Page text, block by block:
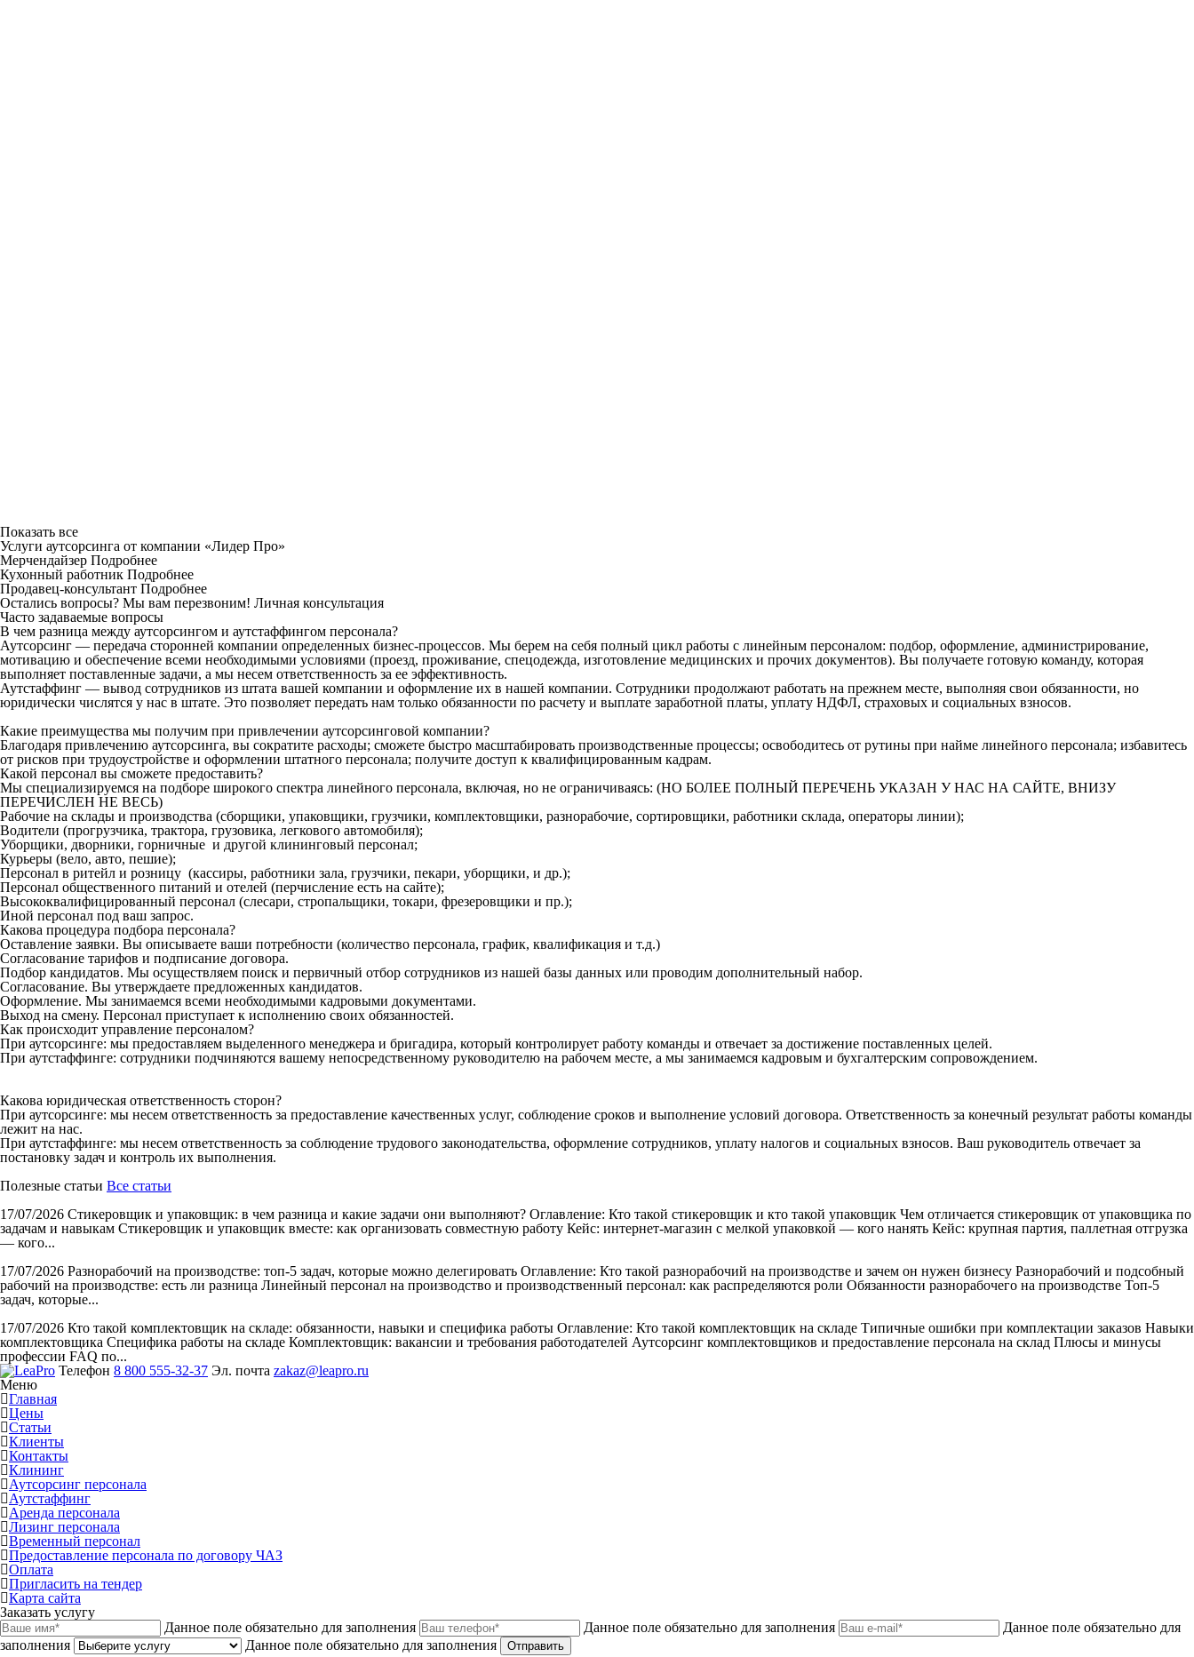
Показать все
Услуги аутсорсинга от компании «Лидер Про»
Мерчендайзер Подробнее
Кухонный работник Подробнее
Продавец-консультант Подробнее
Остались вопросы? Мы вам перезвоним! Личная консультация
Часто задаваемые вопросы
В чем разница между аутсорсингом и аутстаффингом персонала?
Аутсорсинг — передача сторонней компании определенных бизнес-процессов. Мы берем на себя полный цикл работы с линейным персоналом: подбор, оформление, администрирование,
мотивацию и обеспечение всеми необходимыми условиями (проезд, проживание, спецодежда, изготовление медицинских и прочих документов). Вы получаете готовую команду, которая
выполняет поставленные задачи, а мы несем ответственность за ее эффективность.
Аутстаффинг — вывод сотрудников из штата вашей компании и оформление их в нашей компании. Сотрудники продолжают работать на прежнем месте, выполняя свои обязанности, но
юридически числятся у нас в штате. Это позволяет передать нам только обязанности по расчету и выплате заработной платы, уплату НДФЛ, страховых и социальных взносов.
Какие преимущества мы получим при привлечении аутсорсинговой компании?
Благодаря привлечению аутсорсинга, вы сократите расходы; сможете быстро масштабировать производственные процессы; освободитесь от рутины при найме линейного персонала; избавитесь
от рисков при трудоустройстве и оформлении штатного персонала; получите доступ к квалифицированным кадрам.
Какой персонал вы сможете предоставить?
Мы специализируемся на подборе широкого спектра линейного персонала, включая, но не ограничиваясь: (НО БОЛЕЕ ПОЛНЫЙ ПЕРЕЧЕНЬ УКАЗАН У НАС НА САЙТЕ, ВНИЗУ
ПЕРЕЧИСЛЕН НЕ ВЕСЬ)
Рабочие на склады и производства (сборщики, упаковщики, грузчики, комплектовщики, разнорабочие, сортировщики, работники склада, операторы линии);
Водители (прогрузчика, трактора, грузовика, легкового автомобиля);
Уборщики, дворники, горничные и другой клининговый персонал;
Курьеры (вело, авто, пешие);
Персонал в ритейл и розницу (кассиры, работники зала, грузчики, пекари, уборщики, и др.);
Персонал общественного питаний и отелей (перчисление есть на сайте);
Высококвалифицированный персонал (слесари, стропальщики, токари, фрезеровщики и пр.);
Иной персонал под ваш запрос.
Какова процедура подбора персонала?
Оставление заявки. Вы описываете ваши потребности (количество персонала, график, квалификация и т.д.)
Согласование тарифов и подписание договора.
Подбор кандидатов. Мы осуществляем поиск и первичный отбор сотрудников из нашей базы данных или проводим дополнительный набор.
Согласование. Вы утверждаете предложенных кандидатов.
Оформление. Мы занимаемся всеми необходимыми кадровыми документами.
Выход на смену. Персонал приступает к исполнению своих обязанностей.
Как происходит управление персоналом?
При аутсорсинге: мы предоставляем выделенного менеджера и бригадира, который контролирует работу команды и отвечает за достижение поставленных целей.
При аутстаффинге: сотрудники подчиняются вашему непосредственному руководителю на рабочем месте, а мы занимаемся кадровым и бухгалтерским сопровождением.
Какова юридическая ответственность сторон?
При аутсорсинге: мы несем ответственность за предоставление качественных услуг, соблюдение сроков и выполнение условий договора. Ответственность за конечный результат работы команды
лежит на нас.
При аутстаффинге: мы несем ответственность за соблюдение трудового законодательства, оформление сотрудников, уплату налогов и социальных взносов. Ваш руководитель отвечает за
постановку задач и контроль их выполнения.
Полезные статьи Все статьи
17/07/2026 Стикеровщик и упаковщик: в чем разница и какие задачи они выполняют? Оглавление: Кто такой стикеровщик и кто такой упаковщик Чем отличается стикеровщик от упаковщика по
задачам и навыкам Стикеровщик и упаковщик вместе: как организовать совместную работу Кейс: интернет-магазин с мелкой упаковкой — кого нанять Кейс: крупная партия, паллетная отгрузка
— кого...
17/07/2026 Разнорабочий на производстве: топ-5 задач, которые можно делегировать Оглавление: Кто такой разнорабочий на производстве и зачем он нужен бизнесу Разнорабочий и подсобный
рабочий на производстве: есть ли разница Линейный персонал на производство и производственный персонал: как распределяются роли Обязанности разнорабочего на производстве Топ-5
задач, которые...
17/07/2026 Кто такой комплектовщик на складе: обязанности, навыки и специфика работы Оглавление: Кто такой комплектовщик на складе Типичные ошибки при комплектации заказов Навыки
комплектовщика Специфика работы на складе Комплектовщик: вакансии и требования работодателей Аутсорсинг комплектовщиков и предоставление персонала на склад Плюсы и минусы
профессии FAQ по...
Телефон 8 800 555-32-37 Эл. почта zakaz@leapro.ru
Меню
Главная
Цены
Статьи
Клиенты
Контакты
Клининг
Аутсорсинг персонала
Аутстаффинг
Аренда персонала
Лизинг персонала
Временный персонал
Предоставление персонала по договору ЧАЗ
Оплата
Пригласить на тендер
Карта сайта
Заказать услугу
Данное поле обязательно для заполнения
Данное поле обязательно для заполнения
Данное поле обязательно для
заполнения
Данное поле обязательно для заполнения Отправить